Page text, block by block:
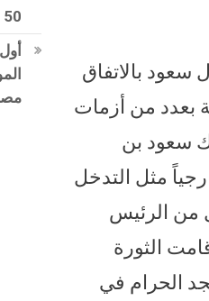
سعود بالاتفاق
بعدد من أزمات
سعود بن
مثل التدخل
من الرئيس
عبد الناصر في مصر. ثم في عام ١٩٧٩ حين قامت الثورة
الحرام في
50 سنة وأنا بتألم وغضبان على حالها